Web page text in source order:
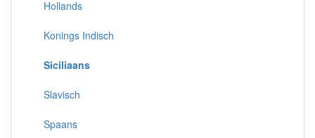
Hollands
Konings Indisch
Siciliaans
Slavisch
Spaans